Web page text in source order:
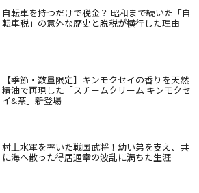
自転車を持つだけで税金？ 昭和まで続いた「自
転車税」の意外な歴史と脱税が横行した理由
【季節・数量限定】キンモクセイの香りを天然
精油で再現した「スチームクリーム キンモクセ
イ&茶」新登場
村上水軍を率いた戦国武将！幼い弟を支え、共
に海へ散った得居通幸の波乱に満ちた生涯